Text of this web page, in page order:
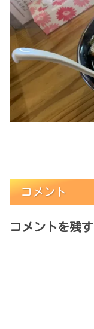
コメント
コメントを残す